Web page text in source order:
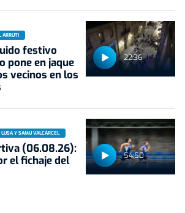
22:36
ARRUTI
festivo
pone en jaque
vecinos en los
54:50
Y SAMU VALCÁRCEL
(06.08.26):
el fichaje del